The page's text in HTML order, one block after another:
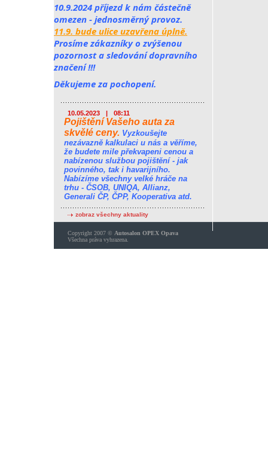
10.9.2024 příjezd k nám částečně
omezen - jednosměrný provoz.
11.9. bude ulice uzavřena úplně.
Prosíme zákazníky o zvýšenou
pozornost a sledování dopravního
značení !!!
Děkujeme za pochopení.
10.05.2023 | 08:11
Pojištění Vašeho auta za
skvělé ceny. Vyzkoušejte
nezávazně kalkulaci u nás a věříme,
že budete mile překvapeni cenou a
nabízenou službou pojištění - jak
povinného, tak i havarijního.
Nabízíme všechny velké hráče na
trhu - ČSOB, UNIQA, Allianz,
Generali ČP, ČPP, Kooperativa atd.
zobraz všechny aktuality
Copyright 2007 © Autosalon OPEX Opava
Všechna práva vyhrazena.